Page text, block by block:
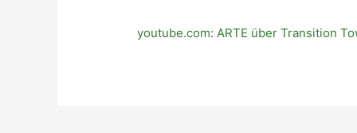
youtube.com: ARTE über Transition